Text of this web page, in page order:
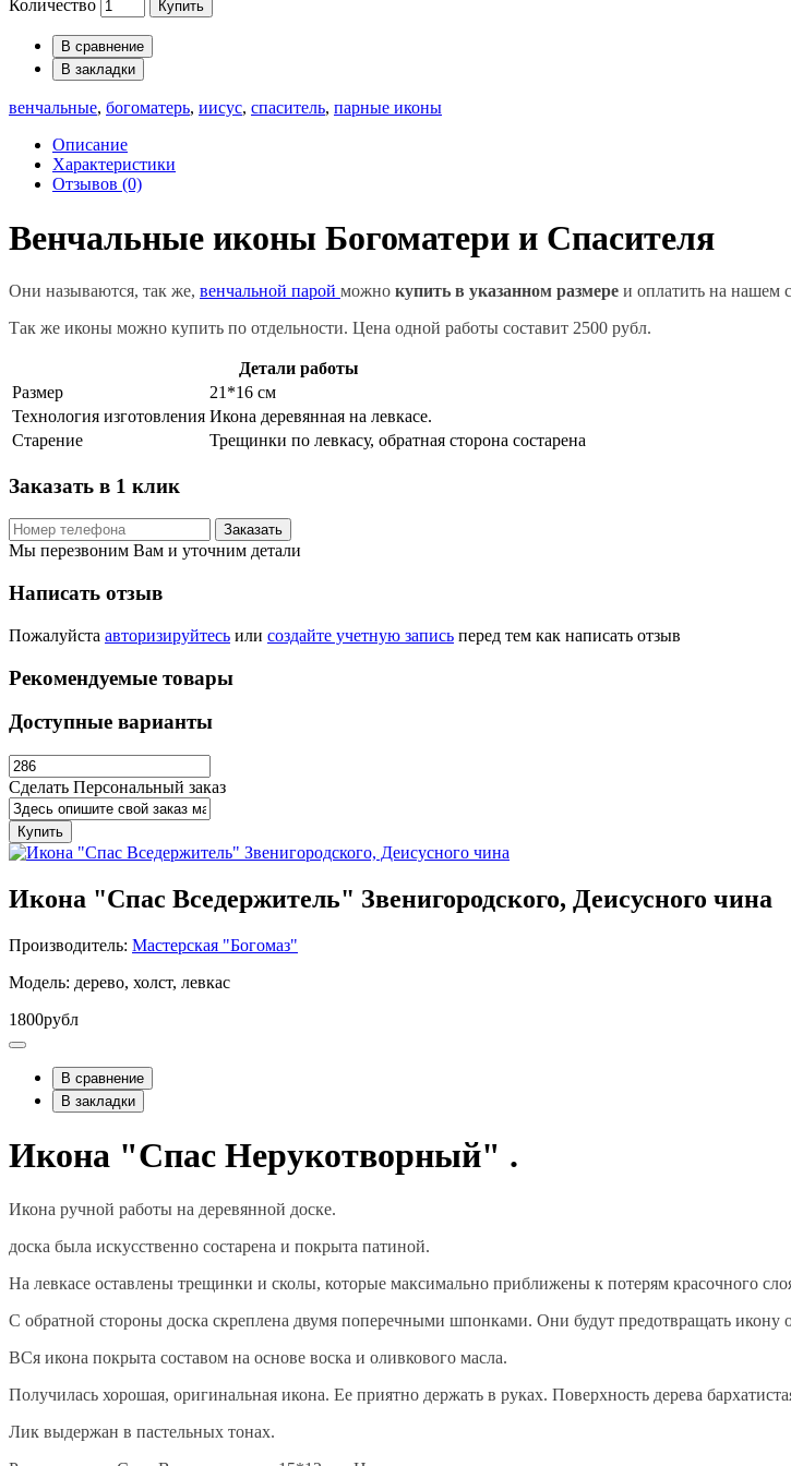
Количество
Купить
В сравнение
В закладки
венчальные, богоматерь, иисус, спаситель, парные иконы
Описание
Характеристики
Отзывов (0)
Венчальные иконы Богоматери и Спасителя
Они называются, так же, венчальной парой можно купить в указанном размере и оплатить на нашем
Так же иконы можно купить по отдельности. Цена одной работы составит 2500 рубл.
Детали работы
Размер
21*16 см
Технология изготовления Икона деревянная на левкасе.
Старение
Трещинки по левкасу, обратная сторона состарена
Заказать в 1 клик
Заказать
Мы перезвоним Вам и уточним детали
Написать отзыв
Пожалуйста авторизируйтесь или создайте учетную запись перед тем как написать отзыв
Рекомендуемые товары
Доступные варианты
Сделать Персональный заказ
Купить
Икона "Спас Вседержитель" Звенигородского, Деисусного чина
Производитель: Мастерская "Богомаз"
Модель: дерево, холст, левкас
1800рубл
В сравнение
В закладки
Икона "Спас Нерукотворный" .
Икона ручной работы на деревянной доске.
доска была искусственно состарена и покрыта патиной.
На левкасе оставлены трещинки и сколы, которые максимально приближены к потерям красочного
С обратной стороны доска скреплена двумя поперечными шпонками. Они будут предотвращать икону
ВСя икона покрыта составом на основе воска и оливкового масла.
Получилась хорошая, оригинальная икона. Ее приятно держать в руках. Поверхность дерева
Лик выдержан в пастельных тонах.